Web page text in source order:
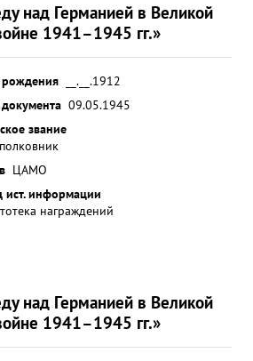
над Германией в Великой
1941–1945 гг.»
__.__.1912
09.05.1945
звание
ЦАМО
информации
награждений
над Германией в Великой
1941–1945 гг.»